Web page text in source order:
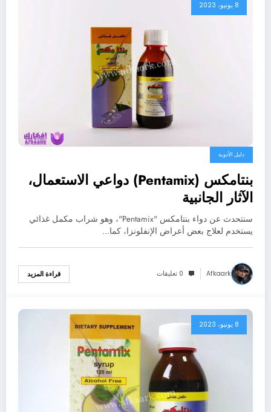
8 يونيو، 2023
دليل الأدوية
بنتامكس (Pentamix) دواعي الاستعمال،
الآثار الجانبية
سنتحدث عن دواء بنتامكس "Pentamix"، وهو شراب مكمل غذائي
يستخدم لعلاج بعض أعراض الإنفلونزا، كما…
Afkaark 0 تعليقات قراءة المزيد
8 يونيو، 2023